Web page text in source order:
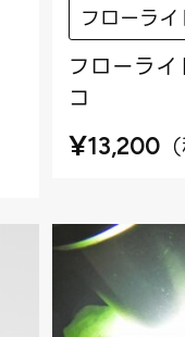
フローラ
フローラ
コ
¥13,200 （